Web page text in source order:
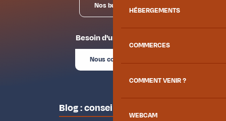
HÉBERGEMENTS
COMMERCES
COMMENT VENIR ?
WEBCAM
Nos bureaux
Besoin d'un conseil ?
Nous contacter
Blog : conseils des locaux